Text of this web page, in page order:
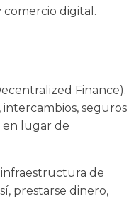
digital.
Finance).
seguros
en lugar de
infraestructura de
prestarse dinero,